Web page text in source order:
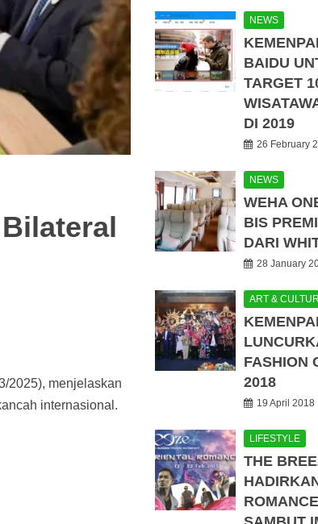
2025), menjelaskan
internasional.
NEWS
BAIDU
TARGET
DI 2019
26 February
NEWS
WEHA
BIS
DARI
28 January
ART &
FASHION
2018
19 April 2018
LIFESTYLE
THE